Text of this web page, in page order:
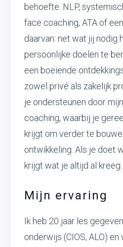
behoefte. NLP,
face coaching, ATA of
daarvan: net wat jij nodig
persoonlijke doelen te
een boeiende
zowel privé als zakelijk
je ondersteunen door
coaching, waarbij je
krijgt om verder te
ontwikkeling. Als je doet
krijgt wat je altijd al kreeg.
Mijn ervaring
Ik heb 20 jaar les
onderwijs (CIOS, ALO) en